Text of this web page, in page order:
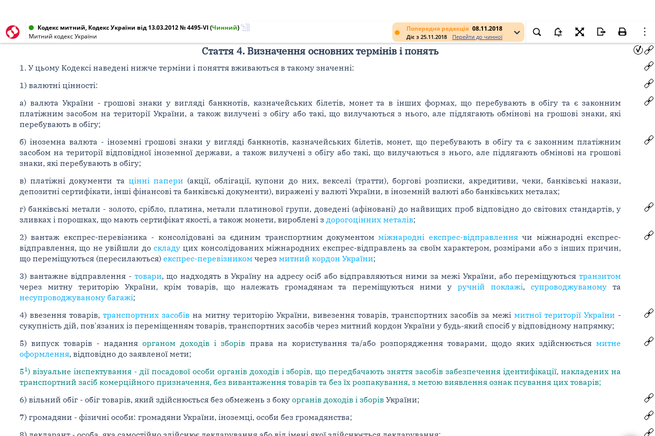
Попередня редакція 08.11.2018
Діє з 25.11.2018 Перейти до чинної
Кодекс митний, Кодекс України від 13.03.2012 № 4495-VI (Чинний)
Митний кодекс України